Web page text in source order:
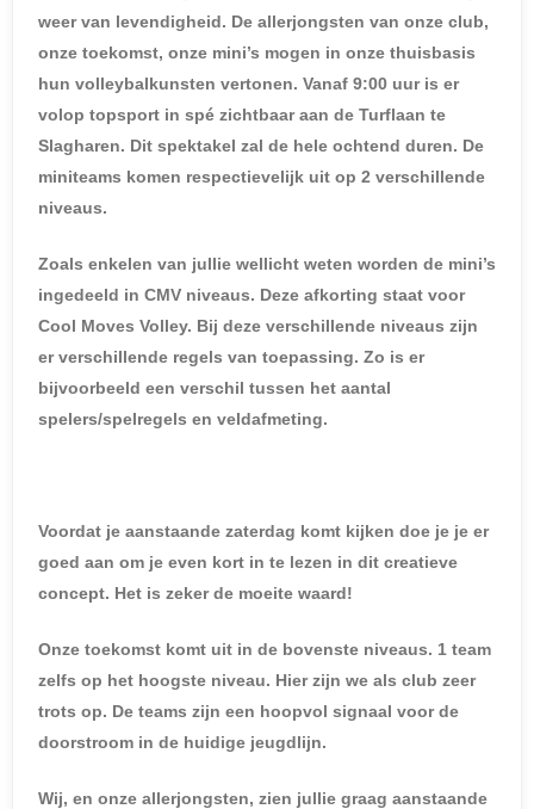
weer van levendigheid. De allerjongsten van onze club,
onze toekomst, onze mini’s mogen in onze thuisbasis
hun volleybalkunsten vertonen. Vanaf 9:00 uur is er
volop topsport in spé zichtbaar aan de Turflaan te
Slagharen. Dit spektakel zal de hele ochtend duren. De
miniteams komen respectievelijk uit op 2 verschillende
niveaus.
Zoals enkelen van jullie wellicht weten worden de mini’s
ingedeeld in CMV niveaus. Deze afkorting staat voor
Cool Moves Volley. Bij deze verschillende niveaus zijn
er verschillende regels van toepassing. Zo is er
bijvoorbeeld een verschil tussen het aantal
spelers/spelregels en veldafmeting.
Voordat je aanstaande zaterdag komt kijken doe je je er
goed aan om je even kort in te lezen in dit creatieve
concept. Het is zeker de moeite waard!
Onze toekomst komt uit in de bovenste niveaus. 1 team
zelfs op het hoogste niveau. Hier zijn we als club zeer
trots op. De teams zijn een hoopvol signaal voor de
doorstroom in de huidige jeugdlijn.
Wij, en onze allerjongsten, zien jullie graag aanstaande